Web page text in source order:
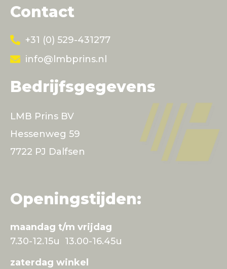
Contact
+31 (0) 529-431277
info@lmbprins.nl
Bedrijfsgegevens
LMB Prins BV
Hessenweg 59
7722 PJ Dalfsen
Openingstijden:
maandag t/m vrijdag
7.30-12.15u 13.00-16.45u
zaterdag winkel